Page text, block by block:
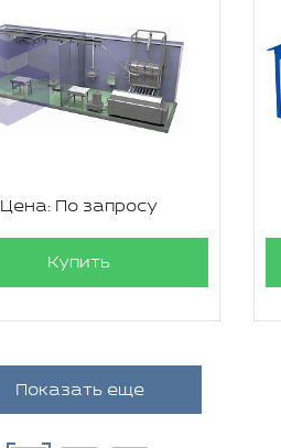
Цена: По запросу
Купить
Показать еще